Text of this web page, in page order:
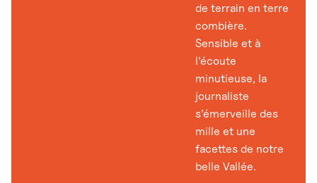
de terrain en terre
combière.
Sensible et à
l’écoute
minutieuse, la
journaliste
s’émerveille des
mille et une
facettes de notre
belle Vallée.